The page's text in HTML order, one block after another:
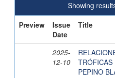
Showing
Preview
Issue
Date
Title
2025-
12-10
TRÓFICAS
PEPINO